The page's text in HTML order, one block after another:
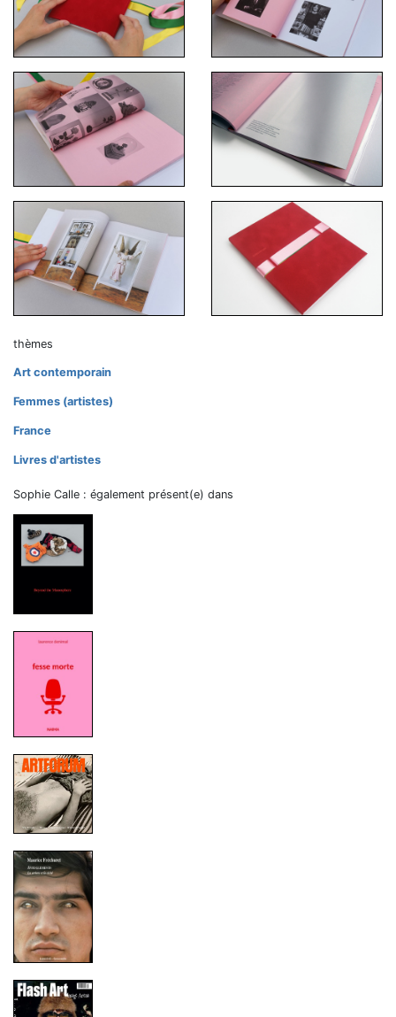
thèmes
Art contemporain
Femmes (artistes)
France
Livres d'artistes
Sophie Calle : également présent(e) dans